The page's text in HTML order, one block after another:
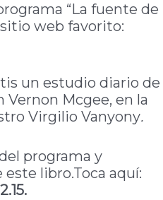
“La fuente de
web favorito:
un estudio diario de
Vernon Mcgee, en la
Virgilio Vanyony.
programa y
libro.Toca aquí: